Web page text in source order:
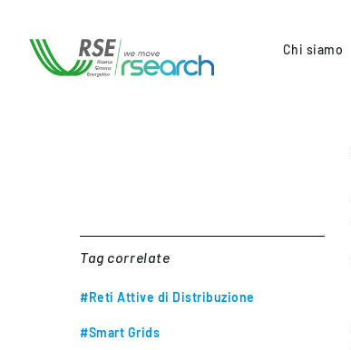
Chi siamo
Tag correlate
#Reti Attive di Distribuzione
#Smart Grids